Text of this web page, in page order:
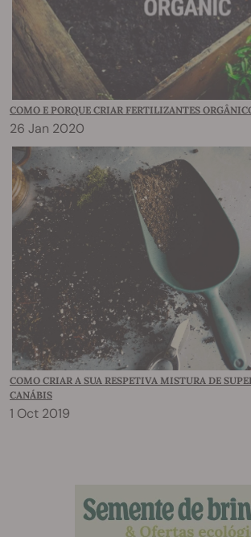
COMO E PORQUE CRIAR FERTILIZANTES
26 Jan 2020
COMO CRIAR A SUA RESPETIVA MISTURA DE
CANÁBIS
1 Oct 2019